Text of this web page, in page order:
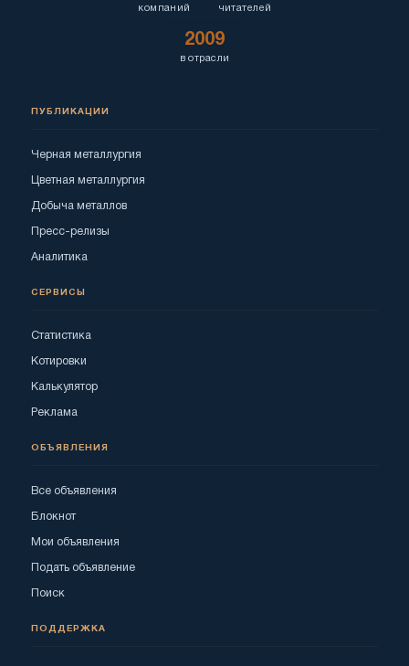
компаний читателей
2009
в отрасли
ПУБЛИКАЦИИ
Черная металлургия
Цветная металлургия
Добыча металлов
Пресс-релизы
Аналитика
СЕРВИСЫ
Статистика
Котировки
Калькулятор
Реклама
ОБЪЯВЛЕНИЯ
Все объявления
Блокнот
Мои объявления
Подать объявление
Поиск
ПОДДЕРЖКА